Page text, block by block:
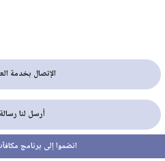
الإتصال بخدمة
أرسل لنا رسالة
انضموا إلى برنامج